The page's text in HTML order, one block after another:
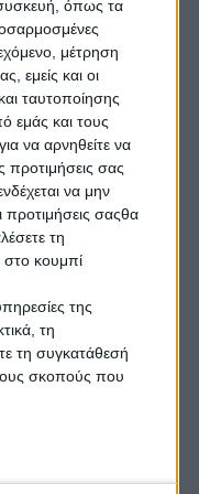
όπως τα
μέτρηση
εμείς και οι
ταυτοποίησης
εμάς και τους
να αρνηθείτε να
προτιμήσεις σας
να μην
προτιμήσεις σαςθα
τη
στο κουμπί
της
τη
τη συγκατάθεσή
σκοπούς που